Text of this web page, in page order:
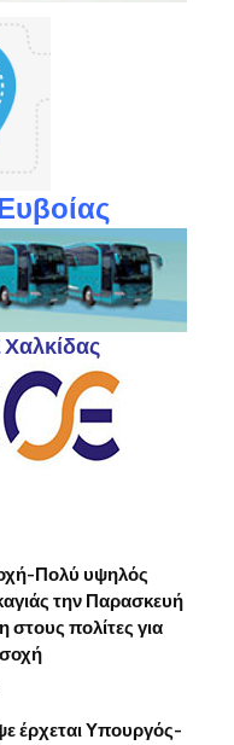
Πολύ υψηλός
την Παρασκευή
πολίτες για
έρχεται Υπουργός-